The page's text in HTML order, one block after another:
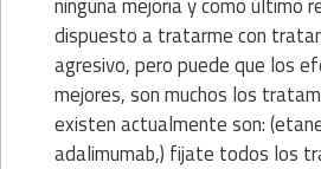
dispuesto a tratarme con
agresivo, pero puede que los
mejores, son muchos los
existen actualmente son:
adalimumab,) fijate todos los